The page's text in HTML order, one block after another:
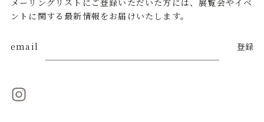
ントに関する最新情報をお届けいたします。
email 登録